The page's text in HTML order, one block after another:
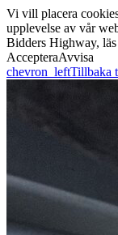
Vi vill placera
upplevelse av vår
Bidders Highway, läs
AccepteraAvvisa
chevron_leftTillbaka